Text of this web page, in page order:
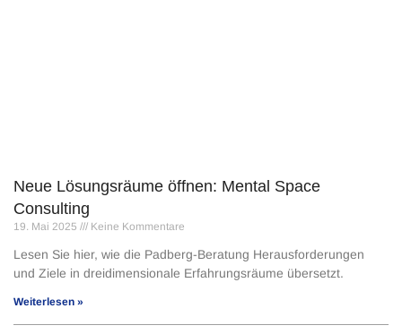
Neue Lösungsräume öffnen: Mental Space
Consulting
19. Mai 2025 Keine Kommentare
Lesen Sie hier, wie die Padberg-Beratung Herausforderungen
und Ziele in dreidimensionale Erfahrungsräume übersetzt.
Weiterlesen »